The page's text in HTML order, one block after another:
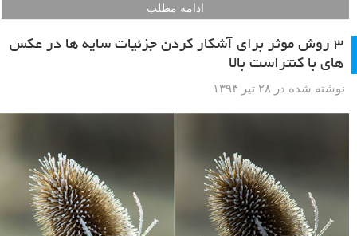
ادامه مطلب
۳ روش موثر برای آشکار کردن جزئیات سایه ها در عکس
های با کنتراست بالا
نوشته شده در ۲۸ تیر ۱۳۹۴